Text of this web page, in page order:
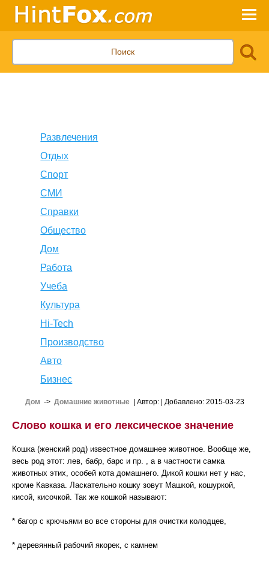
Развлечения
Отдых
Спорт
СМИ
Справки
Общество
Дом
Работа
Учеба
Культура
Hi-Tech
Производство
Авто
Бизнес
Дом -> Домашние животные| Автор: | Добавлено: 2015-03-23
Слово кошка и его лексическое значение
Кошка (женский род) известное домашнее животное. Вообще же,
весь род этот: лев, бабр, барс и пр. , а в частности самка
животных этих, особей кота домашнего. Дикой кошки нет у нас,
кроме Кавказа. Ласкательно кошку зовут Машкой, кошуркой,
кисой, кисочкой. Так же кошкой называют:
* багор с крючьями во все стороны для очистки колодцев,
* деревянный рабочий якорек, с камнем